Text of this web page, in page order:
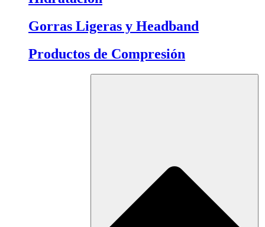
Gorras Ligeras y Headband
Productos de Compresión